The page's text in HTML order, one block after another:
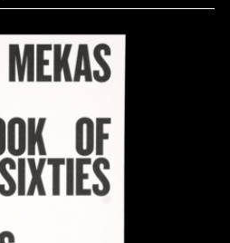
(0)